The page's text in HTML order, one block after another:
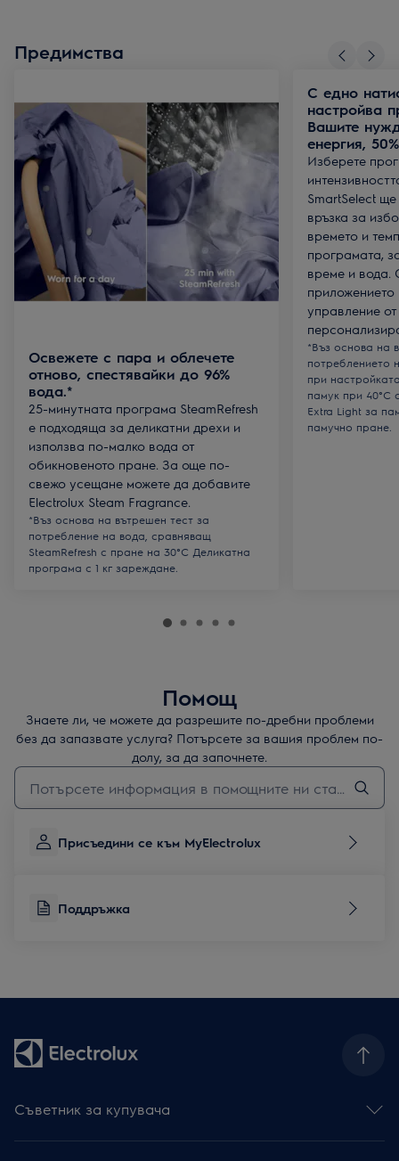
Предимства
Освежете с пара и облечете
отново, спестявайки до 96%
вода.*
25-минутната програма SteamRefresh
е подходяща за деликатни дрехи и
използва по-малко вода от
обикновеното пране. За още по-
свежо усещане можете да добавите
Electrolux Steam Fragrance.
*Въз основа на вътрешен тест за
потребление на вода, сравняващ
SteamRefresh с пране на 30°C Деликатна
програма с 1 кг зареждане.
С едно
настройва
Вашите
енергия,
Изберете
SmartSelect
връзка за
времето и
програмата,
време и вода.
приложението
управление
*Въз основа на
потреблението
при
памук при 40°C
Extra Light за
памучно пране.
Помощ
Знаете ли, че можете да разрешите по-дребни проблеми
без да запазвате услуга? Потърсете за вашия проблем по-
долу, за да започнете.
Въведете текст за да потърсите статии за поддръжка
Присъедини се към MyElectrolux
Поддръжка
Съветник за купувача